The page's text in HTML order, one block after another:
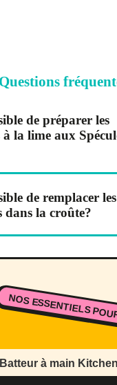
Questions
de préparer les
à la lime aux
de remplacer les
dans la croûte?
NOS ESSENTIELS
Batteur à main